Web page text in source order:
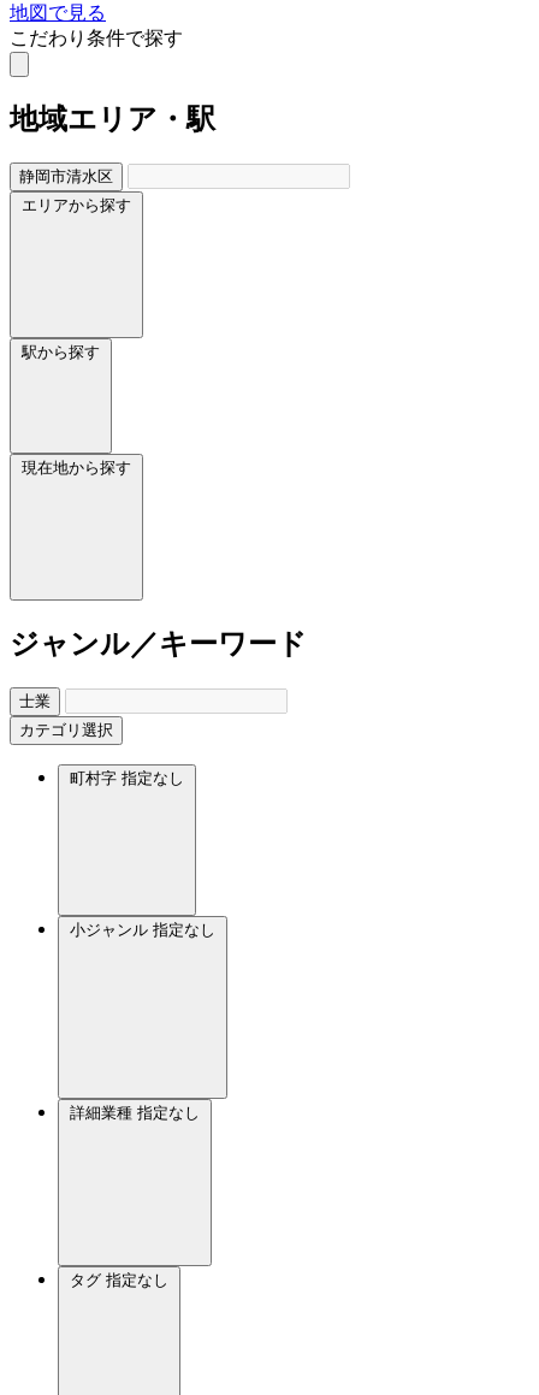
地図で見る
こだわり条件で探す
地域エリア・駅
静岡市清水区
エリアから探す
駅から探す
現在地から探す
ジャンル／キーワード
士業
カテゴリ選択
町村字 指定なし
小ジャンル 指定なし
詳細業種 指定なし
タグ 指定なし